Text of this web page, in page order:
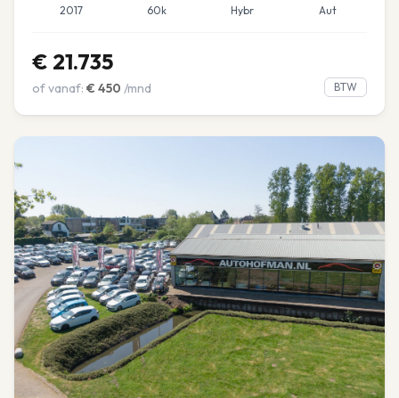
2017 60k Hybr Aut
€ 21.735
of vanaf: € 450 /mnd BTW